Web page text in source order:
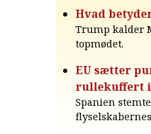
Hvad
Trump kalder
topmødet.
EU sætter
rullekuffert
Spanien